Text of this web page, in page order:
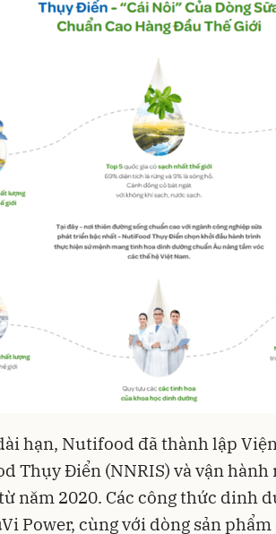
hạn, Nutifood đã thành lập
Thụy Điển (NNRIS) và vận
năm 2020. Các công thức dinh
Power, cùng với dòng sản